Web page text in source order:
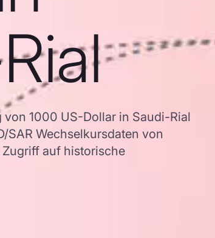
1000 US-Dollar in Saudi-Rial
SAR Wechselkursdaten von
auf historische